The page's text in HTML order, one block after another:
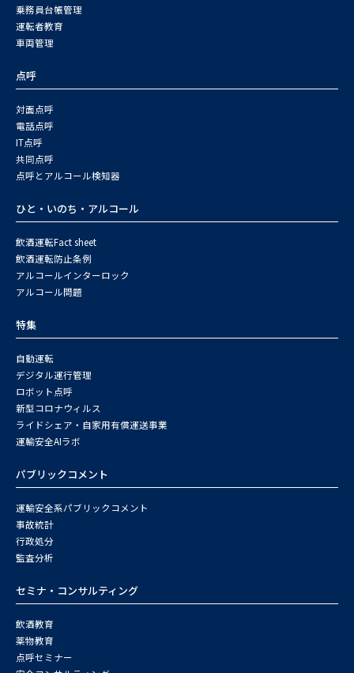
乗務員台帳管理
運転者教育
車両管理
点呼
対面点呼
電話点呼
IT点呼
共同点呼
点呼とアルコール検知器
ひと・いのち・アルコール
飲酒運転Fact sheet
飲酒運転防止条例
アルコールインターロック
アルコール問題
特集
自動運転
デジタル運行管理
ロボット点呼
新型コロナウィルス
ライドシェア・自家用有償運送事業
運輸安全AIラボ
パブリックコメント
運輸安全系パブリックコメント
事故統計
行政処分
監査分析
セミナ・コンサルティング
飲酒教育
薬物教育
点呼セミナー